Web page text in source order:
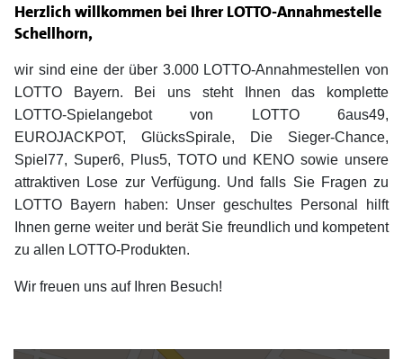
Herzlich willkommen bei Ihrer LOTTO-Annahmestelle
Schellhorn,
wir sind eine der über 3.000 LOTTO-Annahmestellen von
LOTTO Bayern. Bei uns steht Ihnen das komplette
LOTTO-Spielangebot von LOTTO 6aus49,
EUROJACKPOT, GlücksSpirale, Die Sieger-Chance,
Spiel77, Super6, Plus5, TOTO und KENO sowie unsere
attraktiven Lose zur Verfügung. Und falls Sie Fragen zu
LOTTO Bayern haben: Unser geschultes Personal hilft
Ihnen gerne weiter und berät Sie freundlich und kompetent
zu allen LOTTO-Produkten.
Wir freuen uns auf Ihren Besuch!